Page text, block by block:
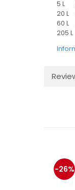
Grup
Bolturi, role si bucsi
5 L
20 L
60 L
205
-26%